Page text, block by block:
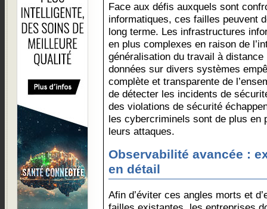
Face aux défis auxquels sont
informatiques, ces failles peuvent
long terme. Les infrastructures
en plus complexes en raison de
généralisation du travail à
données sur divers systèmes
complète et transparente de
de détecter les incidents de
des violations de sécurité
les cybercriminels sont de plus en
leurs attaques.
Observabilité avancée :
en détail
Afin d’éviter ces angles morts et